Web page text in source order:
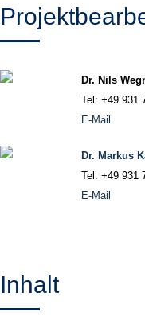
Dr. Nils
Tel: +49 931
E-Mail
Dr. Markus
Tel: +49 931
E-Mail
Inhalt